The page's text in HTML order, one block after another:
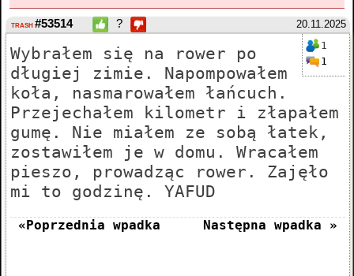
20.11.2025
TRASH #53514 ?
1
1
Wybrałem się na rower po
długiej zimie. Napompowałem
koła, nasmarowałem łańcuch.
Przejechałem kilometr i złapałem
gumę. Nie miałem ze sobą łatek,
zostawiłem je w domu. Wracałem
pieszo, prowadząc rower. Zajęło
mi to godzinę. YAFUD
«Poprzednia wpadka Następna wpadka »